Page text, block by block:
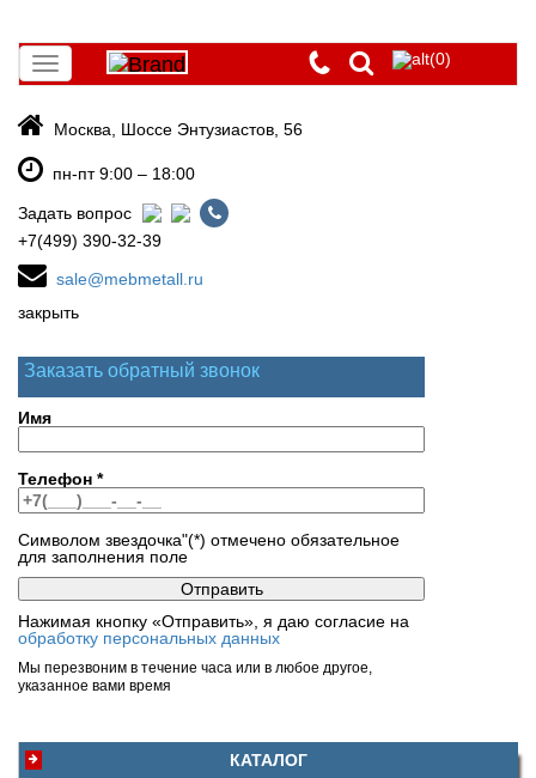
Toggle
navigation
(0)
Москва, Шоссе Энтузиастов, 56
пн-пт 9:00 – 18:00
Задать вопрос
+7(499) 390-32-39
sale@mebmetall.ru
закрыть
Заказать обратный звонок
Имя
Телефон *
Символом звездочка"(*) отмечено обязательное
для заполнения поле
Нажимая кнопку «Отправить», я даю согласие на
обработку персональных данных
Мы перезвоним в течение часа или в любое другое,
указанное вами время
КАТАЛОГ